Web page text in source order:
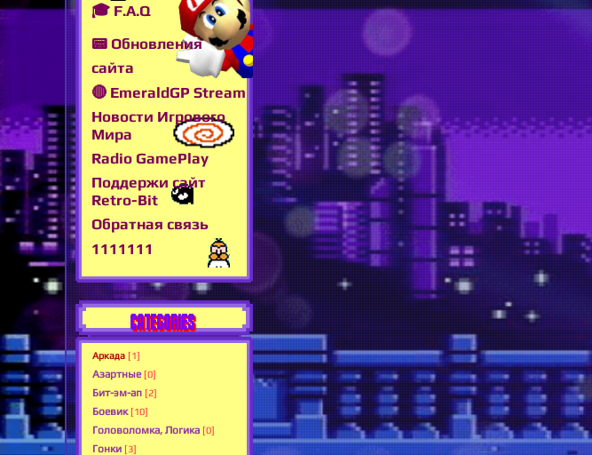
🎓 F.A.Q
📟 Обновления
сайта
🔴 EmeraldGP Stream
Новости Игрового
Мира
Radio GamePlay
Поддержи сайт
Retro-Bit
Обратная связь
1111111
CATEGORIES
Аркада [1]
Азартные [0]
Бит-эм-ап [2]
Боевик [10]
Головоломка, Логика [0]
Гонки [3]